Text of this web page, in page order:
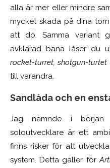
alla är mer eller mindre
mycket skada på dina
att dö. Samma variant
avklarad bana låser du
rocket-turret, shotgun-
till varandra.
Sandlåda och en
Jag nämnde i början
soloutvecklare är ett
finns risker för att
system. Detta gäller för